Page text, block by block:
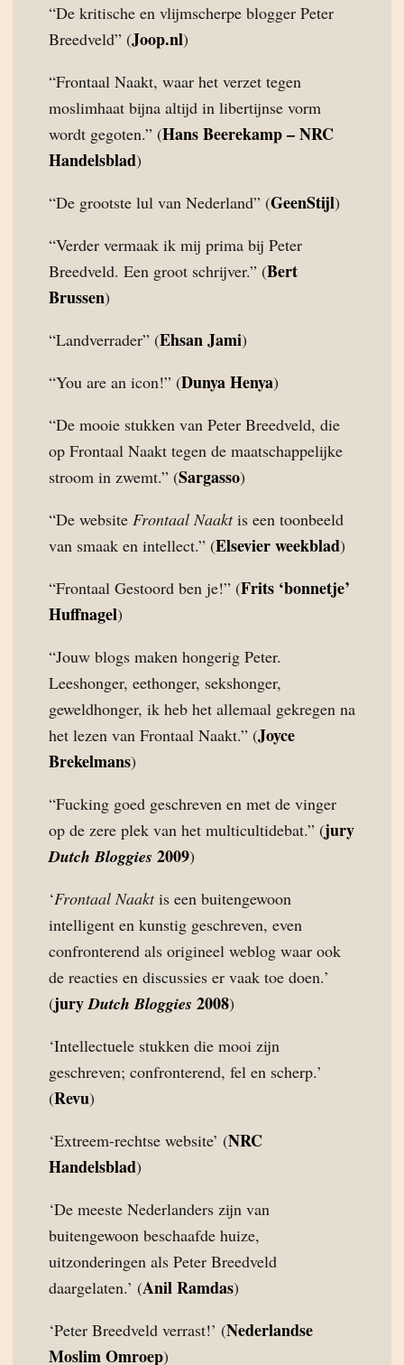
“De kritische en vlijmscherpe blogger Peter
Breedveld” (Joop.nl)
“Frontaal Naakt, waar het verzet tegen
moslimhaat bijna altijd in libertijnse vorm
wordt gegoten.” (Hans Beerekamp – NRC
Handelsblad)
“De grootste lul van Nederland” (GeenStijl)
“Verder vermaak ik mij prima bij Peter
Breedveld. Een groot schrijver.” (Bert
Brussen)
“Landverrader” (Ehsan Jami)
“You are an icon!” (Dunya Henya)
“De mooie stukken van Peter Breedveld, die
op Frontaal Naakt tegen de maatschappelijke
stroom in zwemt.” (Sargasso)
“De website Frontaal Naaktis een toonbeeld
van smaak en intellect.” (Elsevier weekblad)
“Frontaal Gestoord ben je!” (Frits ‘bonnetje’
Huffnagel)
“Jouw blogs maken hongerig Peter.
Leeshonger, eethonger, sekshonger,
geweldhonger, ik heb het allemaal gekregen na
het lezen van Frontaal Naakt.” (Joyce
Brekelmans)
“Fucking goed geschreven en met de vinger
op de zere plek van het multicultidebat.” (jury
Dutch Bloggies 2009)
‘Frontaal Naaktis een buitengewoon
intelligent en kunstig geschreven, even
confronterend als origineel weblog waar ook
de reacties en discussies er vaak toe doen.’
(juryDutch Bloggies 2008)
‘Intellectuele stukken die mooi zijn
geschreven; confronterend, fel en scherp.’
(Revu)
‘Extreem-rechtse website’ (NRC
Handelsblad)
‘De meeste Nederlanders zijn van
buitengewoon beschaafde huize,
uitzonderingen als Peter Breedveld
daargelaten.’ (Anil Ramdas)
‘Peter Breedveld verrast!’ (Nederlandse
Moslim Omroep)